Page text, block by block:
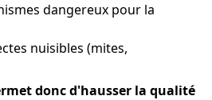
dangereux pour la
nuisibles (mites,
donc d'hausser la qualité